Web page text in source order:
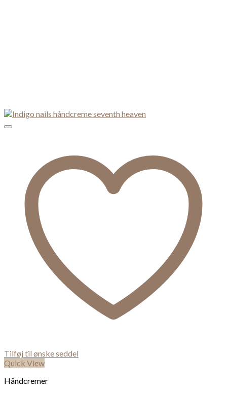
Tilføj til ønske seddel
Quick View
Håndcremer